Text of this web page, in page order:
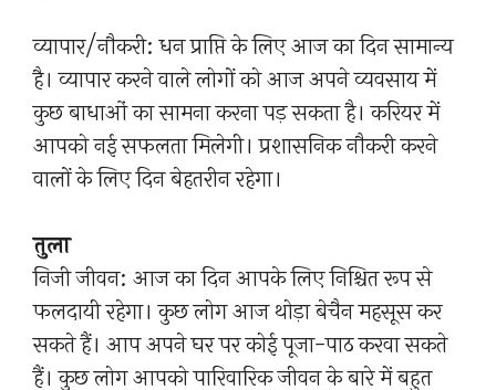
व्यापार/नौकरी: धन प्राप्ति के लिए आज का दिन सामान्य
है। व्यापार करने वाले लोगों को आज अपने व्यवसाय में
कुछ बाधाओं का सामना करना पड़ सकता है। करियर में
आपको नई सफलता मिलेगी। प्रशासनिक नौकरी करने
वालों के लिए दिन बेहतरीन रहेगा।
तुला
निजी जीवन: आज का दिन आपके लिए निश्चित रूप से
फलदायी रहेगा। कुछ लोग आज थोड़ा बेचैन महसूस कर
सकते हैं। आप अपने घर पर कोई पूजा-पाठ करवा सकते
हैं। कुछ लोग आपको पारिवारिक जीवन के बारे में बहुत